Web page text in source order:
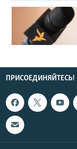
ПРИСОЕДИНЯЙТЕСЬ!